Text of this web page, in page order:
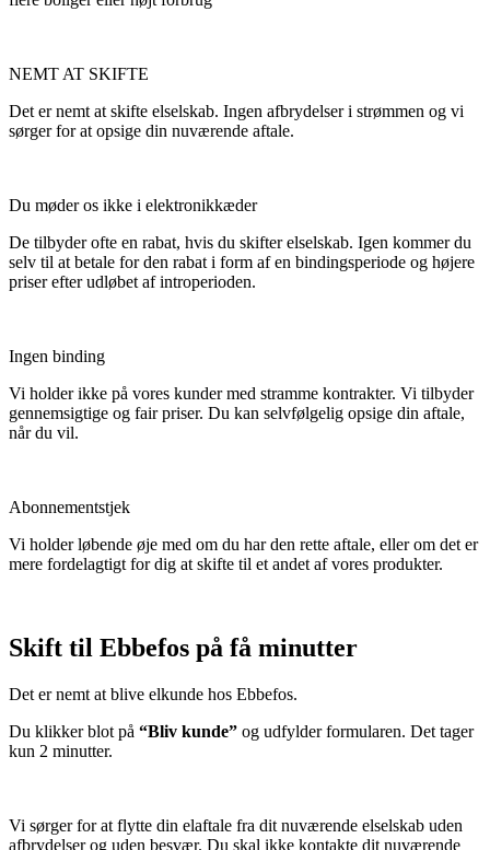
NEMT AT SKIFTE
Det er nemt at skifte elselskab. Ingen afbrydelser i strømmen og vi
sørger for at opsige din nuværende aftale.
Du møder os ikke i elektronikkæder
De tilbyder ofte en rabat, hvis du skifter elselskab. Igen kommer du
selv til at betale for den rabat i form af en bindingsperiode og højere
priser efter udløbet af introperioden.
Ingen binding
Vi holder ikke på vores kunder med stramme kontrakter. Vi tilbyder
gennemsigtige og fair priser. Du kan selvfølgelig opsige din aftale,
når du vil.
Abonnementstjek
Vi holder løbende øje med om du har den rette aftale, eller om det er
mere fordelagtigt for dig at skifte til et andet af vores produkter.
Skift til Ebbefos på få minutter
Det er nemt at blive elkunde hos Ebbefos.
Du klikker blot på “Bliv kunde” og udfylder formularen. Det tager
kun 2 minutter.
Vi sørger for at flytte din elaftale fra dit nuværende elselskab uden
afbrydelser og uden besvær. Du skal ikke kontakte dit nuværende